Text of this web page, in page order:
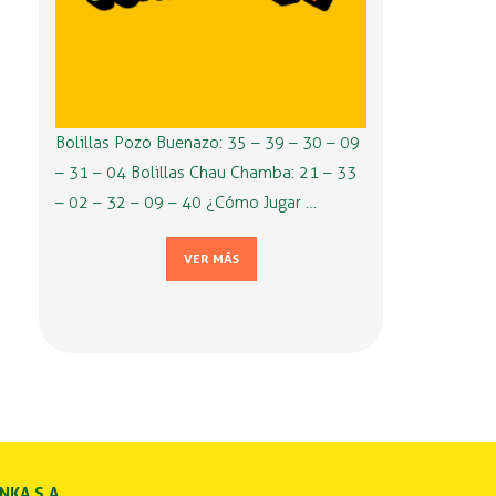
Bolillas Pozo Buenazo: 35 – 39 – 30 – 09
– 31 – 04 Bolillas Chau Chamba: 21 – 33
– 02 – 32 – 09 – 40 ¿Cómo Jugar …
VER MÁS